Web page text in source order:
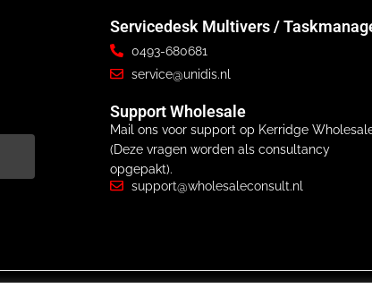
Servicedesk Multivers /
0493-680681
service@unidis.nl
Support Wholesale
Mail ons voor support op Kerridge
(Deze vragen worden als consultancy
opgepakt).
support@wholesaleconsult.nl